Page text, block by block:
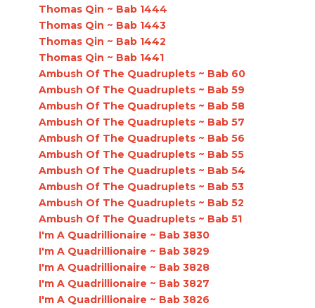
Thomas Qin ~ Bab 1444
Thomas Qin ~ Bab 1443
Thomas Qin ~ Bab 1442
Thomas Qin ~ Bab 1441
Ambush Of The Quadruplets ~ Bab 60
Ambush Of The Quadruplets ~ Bab 59
Ambush Of The Quadruplets ~ Bab 58
Ambush Of The Quadruplets ~ Bab 57
Ambush Of The Quadruplets ~ Bab 56
Ambush Of The Quadruplets ~ Bab 55
Ambush Of The Quadruplets ~ Bab 54
Ambush Of The Quadruplets ~ Bab 53
Ambush Of The Quadruplets ~ Bab 52
Ambush Of The Quadruplets ~ Bab 51
I'm A Quadrillionaire ~ Bab 3830
I'm A Quadrillionaire ~ Bab 3829
I'm A Quadrillionaire ~ Bab 3828
I'm A Quadrillionaire ~ Bab 3827
I'm A Quadrillionaire ~ Bab 3826